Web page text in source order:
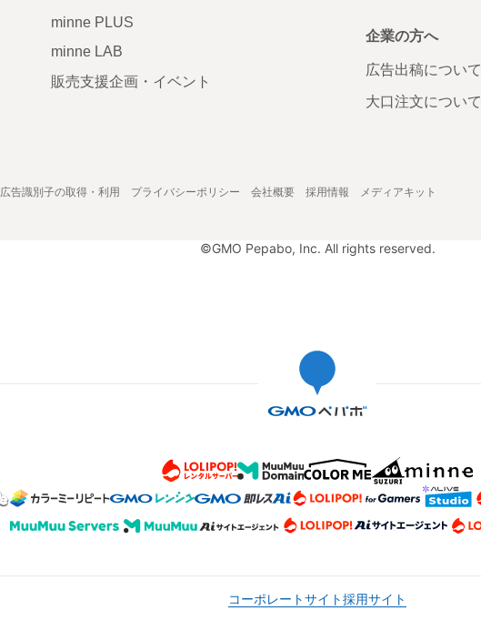
minne PLUS
minne LAB
販売支援企画・イベント
企業の方へ
広告出稿について
大口注文について
広告識別子の取得・利用 プライバシーポリシー 会社概要 採用情報 メディアキット
©GMO Pepabo, Inc. All rights reserved.
コーポレートサイト採用サイト